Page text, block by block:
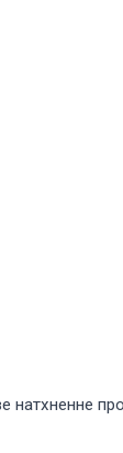
натхненне